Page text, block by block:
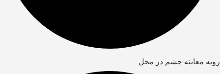
رویه معاینه چشم در محل